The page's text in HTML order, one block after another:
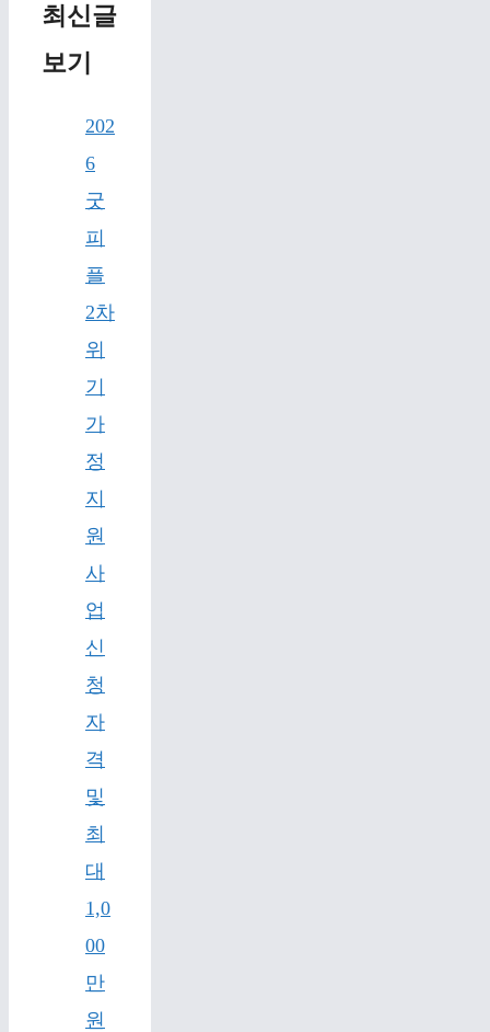
최신글
보기
202
6
굿
피
플
2차
위
기
가
정
지
원
사
업
신
청
자
격
및
최
대
1,0
00
만
원